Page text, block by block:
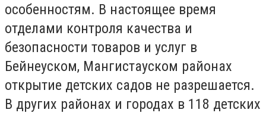
особенностям. В настоящее время
отделами контроля качества и
безопасности товаров и услуг в
Бейнеуском, Мангистауском районах
открытие детских садов не разрешается.
В других районах и городах в 118 детских